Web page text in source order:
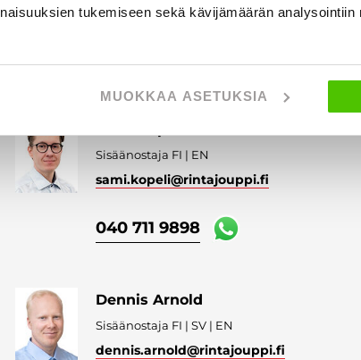
tukemiseen sekä kävijämäärän analysointiin
MUOKKAA ASETUKSIA
matti.ropponen@rintajouppi.fi
Sisäänostaja FI | EN
sami.kopeli@rintajouppi.fi
040 711 9898
Dennis Arnold
Sisäänostaja FI | SV | EN
dennis.arnold@rintajouppi.fi